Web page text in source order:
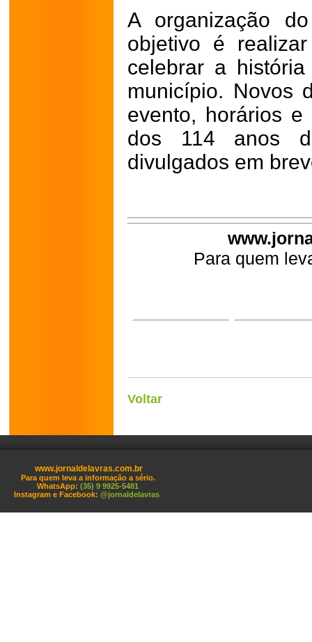
A organização
objetivo é
celebrar a
município. Novos
evento, horários e
dos 114 anos
divulgados em
Para quem
Voltar
www.jornaldelavras.com.br
Para quem leva a informação a sério.
WhatsApp: (35) 9 9925-5481
Instagram e Facebook: @jornaldelavras